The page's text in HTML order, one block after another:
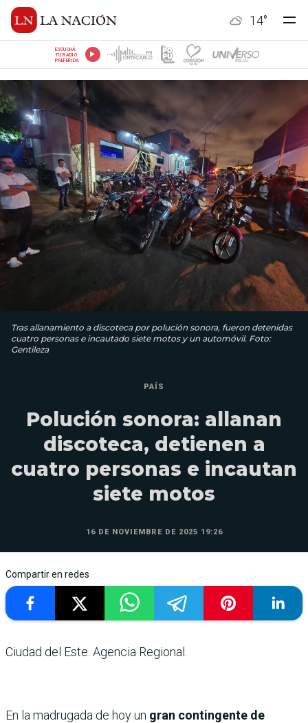
14°
ESCUCHÁ
TU RADIO
PREFERIDA
Tras allanamiento a discoteca por polución sonora, fueron detenidas
cuatro personas e incautado siete motos y un automóvil. Foto:
Gentileza
PAÍS
Polución sonora: allanan
discoteca, detienen a
cuatro personas e incautan
siete motos
16 DE NOVIEMBRE DE 2025 19:26
Compartir en redes
Ciudad del Este. Agencia Regional.
En la madrugada de hoy un gran contingente de